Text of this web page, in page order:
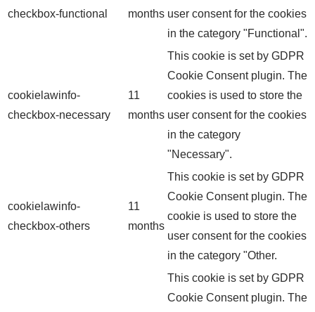
checkbox-functional
months user consent for the cookies
in the category "Functional".
cookielawinfo-
checkbox-necessary
11
months
This cookie is set by GDPR
Cookie Consent plugin. The
cookies is used to store the
user consent for the cookies
in the category
"Necessary".
cookielawinfo-
checkbox-others
11
months
This cookie is set by GDPR
Cookie Consent plugin. The
cookie is used to store the
user consent for the cookies
in the category "Other.
This cookie is set by GDPR
Cookie Consent plugin. The